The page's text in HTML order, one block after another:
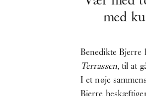
med
Benedikte Bjerre
Terrassen, til at
I et nøje
Bjerre